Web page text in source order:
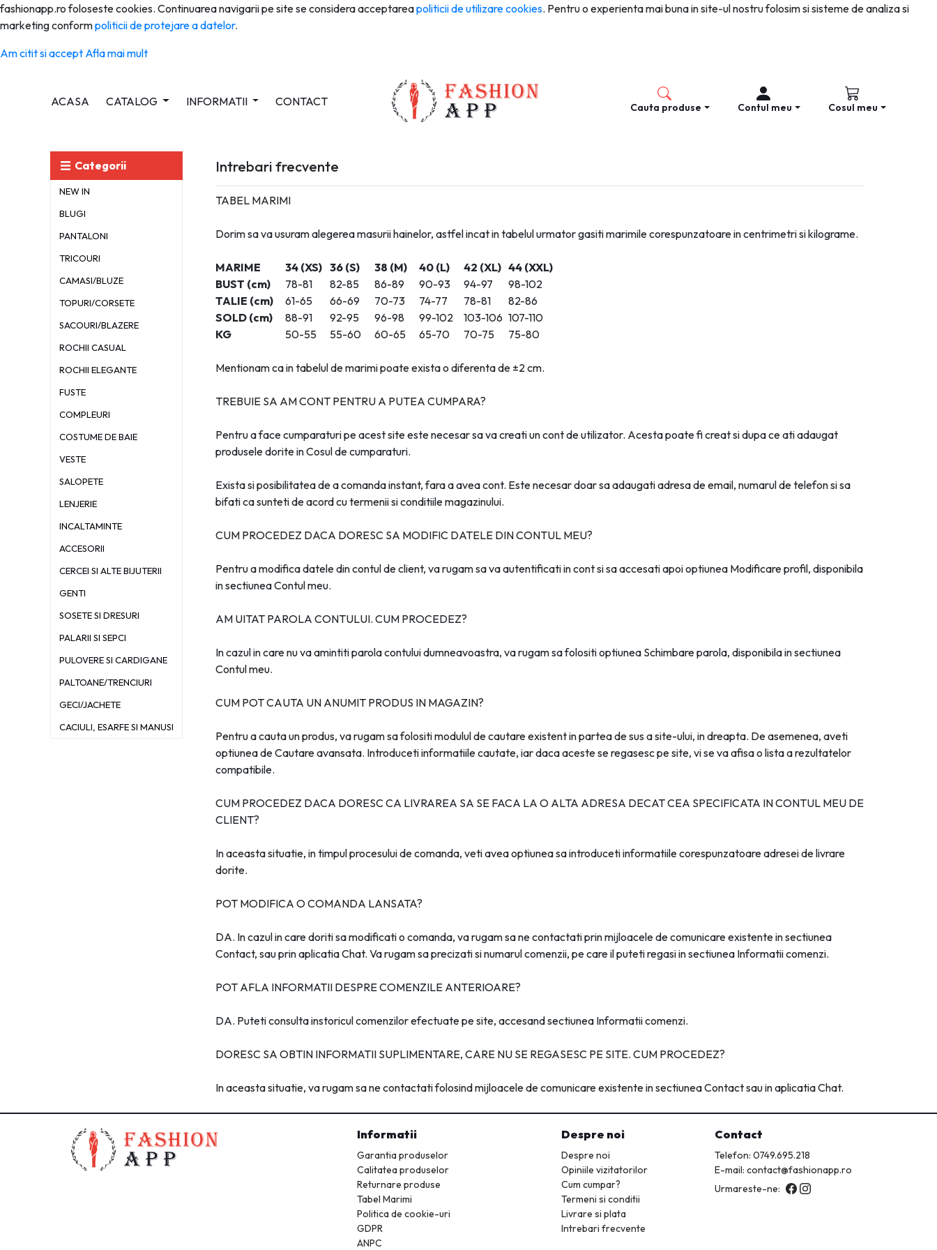
fashionapp.ro foloseste cookies. Continuarea navigarii pe site se considera acceptareapoliticii de utilizare cookies. Pentru o experienta mai buna in site-ul nostru folosim si sisteme de analiza si
marketing conformpoliticii de protejare a datelor.
Am citit si accept Afla mai mult
ACASA (CURRENT)
CATALOG INFORMATII CONTACT Cauta produse Contul meu Cosul meu
Categorii
NEW IN
BLUGI
PANTALONI
TRICOURI
CAMASI/BLUZE
TOPURI/CORSETE
SACOURI/BLAZERE
ROCHII CASUAL
ROCHII ELEGANTE
FUSTE
COMPLEURI
COSTUME DE BAIE
VESTE
SALOPETE
LENJERIE
INCALTAMINTE
ACCESORII
CERCEI SI ALTE BIJUTERII
GENTI
SOSETE SI DRESURI
PALARII SI SEPCI
PULOVERE SI CARDIGANE
PALTOANE/TRENCIURI
GECI/JACHETE
CACIULI, ESARFE SI MANUSI
Intrebari frecvente
TABEL MARIMI
Dorim sa va usuram alegerea masurii hainelor, astfel incat in tabelul urmator gasiti marimile corespunzatoare in centrimetri si kilograme.
MARIME 34 (XS) 36 (S) 38 (M) 40 (L) 42 (XL) 44 (XXL)
BUST (cm)
78-81 82-85 86-89 90-93 94-97
98-102
TALIE (cm)
61-65 66-69 70-73 74-77 78-81
82-86
SOLD (cm)
88-91 92-95 96-98 99-102 103-106 107-110
KG
50-55 55-60 60-65 65-70 70-75 75-80
Mentionam ca in tabelul de marimi poate exista o diferenta de ±2 cm.
TREBUIE SA AM CONT PENTRU A PUTEA CUMPARA?
Pentru a face cumparaturi pe acest site este necesar sa va creati un cont de utilizator. Acesta poate fi creat si dupa ce ati adaugat
produsele dorite in Cosul de cumparaturi.
Exista si posibilitatea de a comanda instant, fara a avea cont. Este necesar doar sa adaugati adresa de email, numarul de telefon si sa
bifati ca sunteti de acord cu termenii si conditiile magazinului.
CUM PROCEDEZ DACA DORESC SA MODIFIC DATELE DIN CONTUL MEU?
Pentru a modifica datele din contul de client, va rugam sa va autentificati in cont si sa accesati apoi optiunea Modificare profil, disponibila
in sectiunea Contul meu.
AM UITAT PAROLA CONTULUI. CUM PROCEDEZ?
In cazul in care nu va amintiti parola contului dumneavoastra, va rugam sa folositi optiunea Schimbare parola, disponibila in sectiunea
Contul meu.
CUM POT CAUTA UN ANUMIT PRODUS IN MAGAZIN?
Pentru a cauta un produs, va rugam sa folositi modulul de cautare existent in partea de sus a site-ului, in dreapta. De asemenea, aveti
optiunea de Cautare avansata. Introduceti informatiile cautate, iar daca aceste se regasesc pe site, vi se va afisa o lista a rezultatelor
compatibile.
CUM PROCEDEZ DACA DORESC CA LIVRAREA SA SE FACA LA O ALTA ADRESA DECAT CEA SPECIFICATA IN CONTUL MEU DE
CLIENT?
In aceasta situatie, in timpul procesului de comanda, veti avea optiunea sa introduceti informatiile corespunzatoare adresei de livrare
dorite.
POT MODIFICA O COMANDA LANSATA?
DA. In cazul in care doriti sa modificati o comanda, va rugam sa ne contactati prin mijloacele de comunicare existente in sectiunea
Contact, sau prin aplicatia Chat. Va rugam sa precizati si numarul comenzii, pe care il puteti regasi in sectiunea Informatii comenzi.
POT AFLA INFORMATII DESPRE COMENZILE ANTERIOARE?
DA. Puteti consulta instoricul comenzilor efectuate pe site, accesand sectiunea Informatii comenzi.
DORESC SA OBTIN INFORMATII SUPLIMENTARE, CARE NU SE REGASESC PE SITE. CUM PROCEDEZ?
In aceasta situatie, va rugam sa ne contactati folosind mijloacele de comunicare existente in sectiunea Contact sau in aplicatia Chat.
Informatii
Garantia produselor
Calitatea produselor
Returnare produse
Tabel Marimi
Politica de cookie-uri
GDPR
ANPC
Despre noi
Despre noi
Opiniile vizitatorilor
Cum cumpar?
Termeni si conditii
Livrare si plata
Intrebari frecvente
Contact
Telefon: 0749.695.218
E-mail: contact@fashionapp.ro
Urmareste-ne: